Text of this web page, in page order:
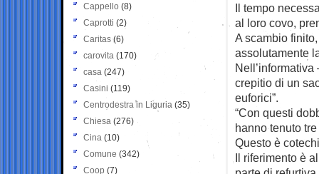
Il tempo
al loro covo,
A scambio
assolutamente
crepitio di un
euforici”.
“Con questi
hanno tenuto
Questo è
Il riferimento è
Cappello (8)
Caprotti (2)
Caritas (6)
carovita (170)
casa (247)
Casini (119)
Centrodestra in Liguria (35)
Chiesa (276)
Cina (10)
Comune (342)
Coop (7)